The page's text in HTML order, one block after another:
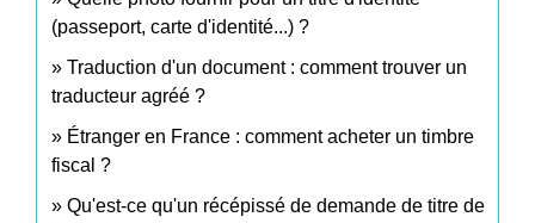
(passeport, carte d'identité...) ?
Traduction d'un document : comment trouver un
traducteur agréé ?
Étranger en France : comment acheter un timbre
fiscal ?
Qu'est-ce qu'un récépissé de demande de titre de